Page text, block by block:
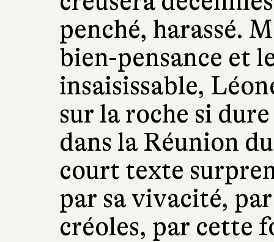
penché, harassé.
bien-pensance et
insaisissable,
sur la roche si
dans la Réunion
court texte
par sa vivacité,
créoles, par cette